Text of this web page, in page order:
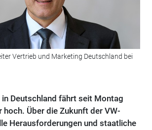
Vertrieb und Marketing Deutschland bei
in Deutschland fährt seit Montag
hoch. Über die Zukunft der VW-
Herausforderungen und staatliche